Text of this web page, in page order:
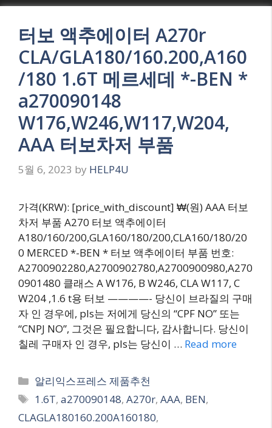
터보 액추에이터 A270r
CLA/GLA180/160.200,A160
/180 1.6T 메르세데 *-BEN *
a270090148
W176,W246,W117,W204,
AAA 터보차저 부품
5월 6, 2023 by HELP4U
가격(KRW): [price_with_discount] ₩(원) AAA 터보
차저 부품 A270 터보 액추에이터
A180/160/200,GLA160/180/200,CLA160/180/20
0 MERCED *-BEN * 터보 액추에이터 부품 번호:
A2700902280,A2700902780,A2700900980,A270
0901480 클래스 A W176, B W246, CLA W117, C
W204 ,1.6 t용 터보 ————- 당신이 브라질의 구매
자 인 경우에, pls는 저에게 당신의 “CPF NO” 또는
“CNPJ NO”, 그것은 필요합니다, 감사합니다. 당신이
칠레 구매자 인 경우, pls는 당신이 … Read more
Categories
알리익스프레스 제품추천
Tags
1.6T,a270090148,A270r,AAA, BEN,
CLAGLA180160.200A160180,